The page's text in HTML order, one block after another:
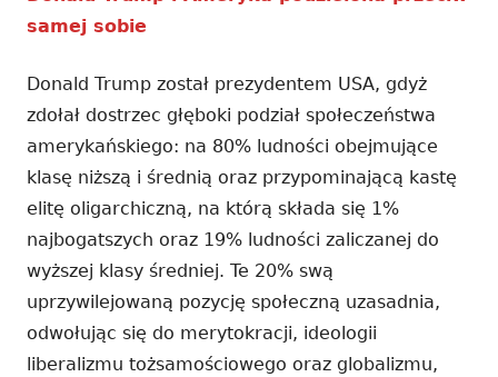
samej sobie
Donald Trump został prezydentem USA, gdyż
zdołał dostrzec głęboki podział społeczeństwa
amerykańskiego: na 80% ludności obejmujące
klasę niższą i średnią oraz przypominającą kastę
elitę oligarchiczną, na którą składa się 1%
najbogatszych oraz 19% ludności zaliczanej do
wyższej klasy średniej. Te 20% swą
uprzywilejowaną pozycję społeczną uzasadnia,
odwołując się do merytokracji, ideologii
liberalizmu tożsamościowego oraz globalizmu,